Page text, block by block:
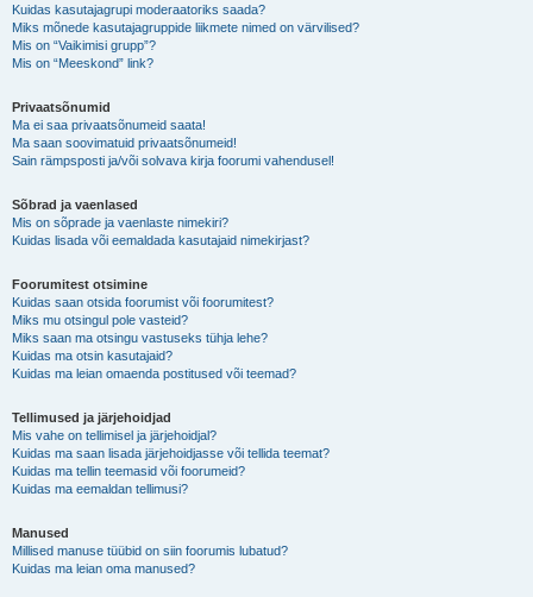
Kuidas kasutajagrupi moderaatoriks saada?
Miks mõnede kasutajagruppide liikmete nimed on värvilised?
Mis on “Vaikimisi grupp”?
Mis on “Meeskond” link?
Privaatsõnumid
Ma ei saa privaatsõnumeid saata!
Ma saan soovimatuid privaatsõnumeid!
Sain rämpsposti ja/või solvava kirja foorumi vahendusel!
Sõbrad ja vaenlased
Mis on sõprade ja vaenlaste nimekiri?
Kuidas lisada või eemaldada kasutajaid nimekirjast?
Foorumitest otsimine
Kuidas saan otsida foorumist või foorumitest?
Miks mu otsingul pole vasteid?
Miks saan ma otsingu vastuseks tühja lehe?
Kuidas ma otsin kasutajaid?
Kuidas ma leian omaenda postitused või teemad?
Tellimused ja järjehoidjad
Mis vahe on tellimisel ja järjehoidjal?
Kuidas ma saan lisada järjehoidjasse või tellida teemat?
Kuidas ma tellin teemasid või foorumeid?
Kuidas ma eemaldan tellimusi?
Manused
Millised manuse tüübid on siin foorumis lubatud?
Kuidas ma leian oma manused?